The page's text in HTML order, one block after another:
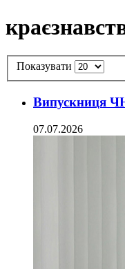
Показувати
Випускниця
07.07.2026